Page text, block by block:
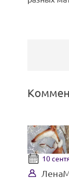
10